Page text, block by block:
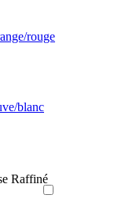
rouge
blanc